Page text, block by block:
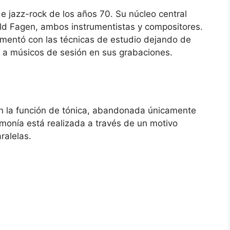
jazz-rock de los años 70. Su núcleo central
Fagen, ambos instrumentistas y compositores.
con las técnicas de estudio dejando de
músicos de sesión en sus grabaciones.
la función de tónica, abandonada únicamente
está realizada a través de un motivo